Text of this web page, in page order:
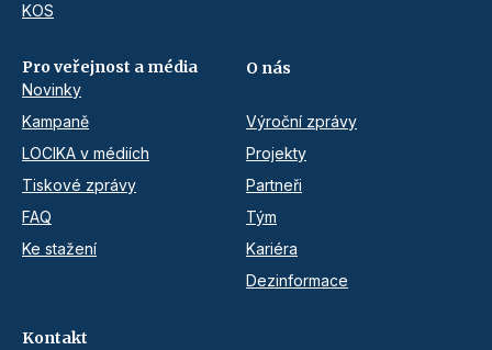
KOS
Pro veřejnost a média
Novinky
Kampaně
LOCIKA v médiích
Tiskové zprávy
FAQ
Ke stažení
O nás
Výroční zprávy
Projekty
Partneři
Tým
Kariéra
Dezinformace
Kontakt